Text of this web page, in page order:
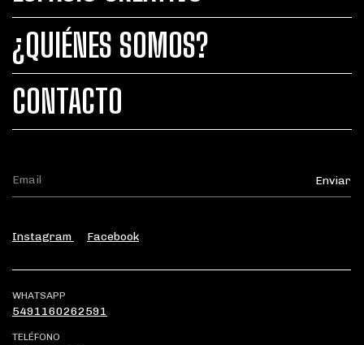
¿QUIÉNES SOMOS?
CONTACTO
Instagram Facebook
WHATSAPP
5491160262591
TELÉFONO